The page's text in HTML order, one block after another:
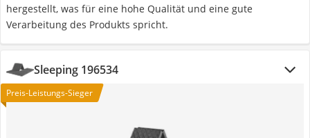
hergestellt, was für eine hohe Qualität und eine gute
Verarbeitung des Produkts spricht.
Sleeping 196534
Preis-Leistungs-Sieger